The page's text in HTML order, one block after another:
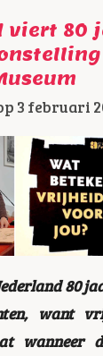
viert 80
3 februari
80
want
wanneer